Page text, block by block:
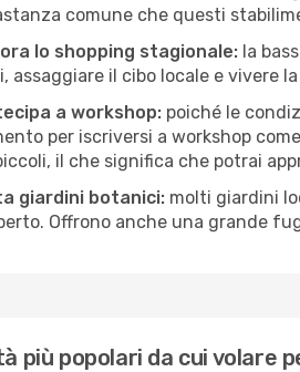
comune che questi
lo shopping stagionale: la
assaggiare il cibo locale e vivere
a workshop: poiché le
per iscriversi a workshop
il che significa che potrai
giardini botanici: molti giardini
Offrono anche una grande
più popolari da cui volare